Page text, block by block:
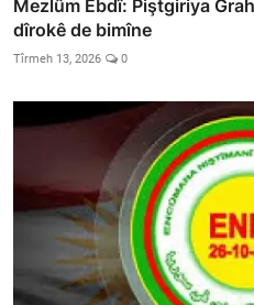
Mezlûm Ebdî: Piştgiriya
dîrokê de bimîne
Tîrmeh 13, 2026 0